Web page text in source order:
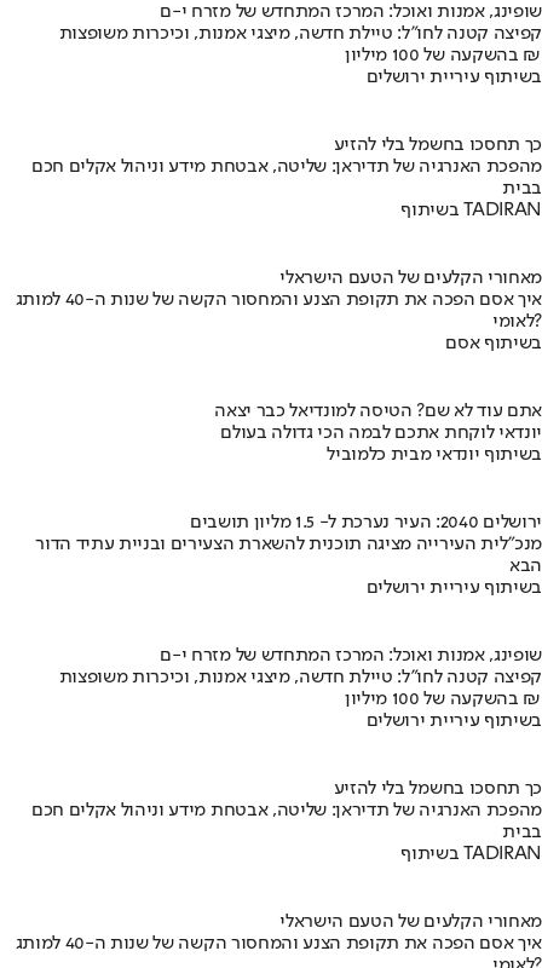
שופינג, אמנות ואוכל: המרכז המתחדש של מזרח י-ם
קפיצה קטנה לחו"ל: טיילת חדשה, מיצגי אמנות, וכיכרות משופצות
בהשקעה של 100 מיליון ₪
בשיתוף עיריית ירושלים
כך תחסכו בחשמל בלי להזיע
מהפכת האנרגיה של תדיראן: שליטה, אבטחת מידע וניהול אקלים חכם
בבית
בשיתוף TADIRAN
מאחורי הקלעים של הטעם הישראלי
איך אסם הפכה את תקופת הצנע והמחסור הקשה של שנות ה-40 למותג
לאומי?
בשיתוף אסם
אתם עוד לא שם? הטיסה למונדיאל כבר יצאה
יונדאי לוקחת אתכם לבמה הכי גדולה בעולם
בשיתוף יונדאי מבית כלמוביל
ירושלים 2040: העיר נערכת ל- 1.5 מליון תושבים
מנכ"לית העירייה מציגה תוכנית להשארת הצעירים ובניית עתיד הדור
הבא
בשיתוף עיריית ירושלים
שופינג, אמנות ואוכל: המרכז המתחדש של מזרח י-ם
קפיצה קטנה לחו"ל: טיילת חדשה, מיצגי אמנות, וכיכרות משופצות
בהשקעה של 100 מיליון ₪
בשיתוף עיריית ירושלים
כך תחסכו בחשמל בלי להזיע
מהפכת האנרגיה של תדיראן: שליטה, אבטחת מידע וניהול אקלים חכם
בבית
בשיתוף TADIRAN
מאחורי הקלעים של הטעם הישראלי
איך אסם הפכה את תקופת הצנע והמחסור הקשה של שנות ה-40 למותג